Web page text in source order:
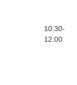
10:30-
12:00